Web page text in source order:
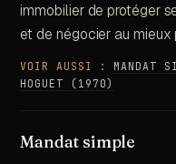
immobilier de protéger
et de négocier au mieux
VOIR AUSSI : MANDAT
HOGUET (1970)
Mandat simple